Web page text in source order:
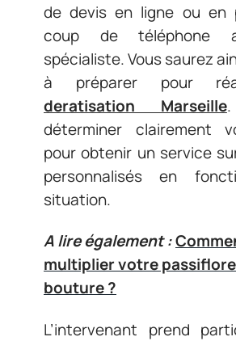
de devis en ligne ou en
coup de téléphone
spécialiste. Vous saurez
à préparer pour
deratisation Marseille
déterminer clairement
pour obtenir un service
personnalisés en
situation.
A lire également :
multiplier votre
bouture ?
L’intervenant prend